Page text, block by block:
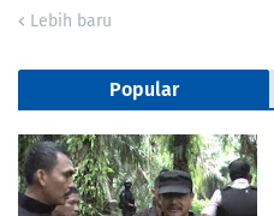
Lebih baru
Popular